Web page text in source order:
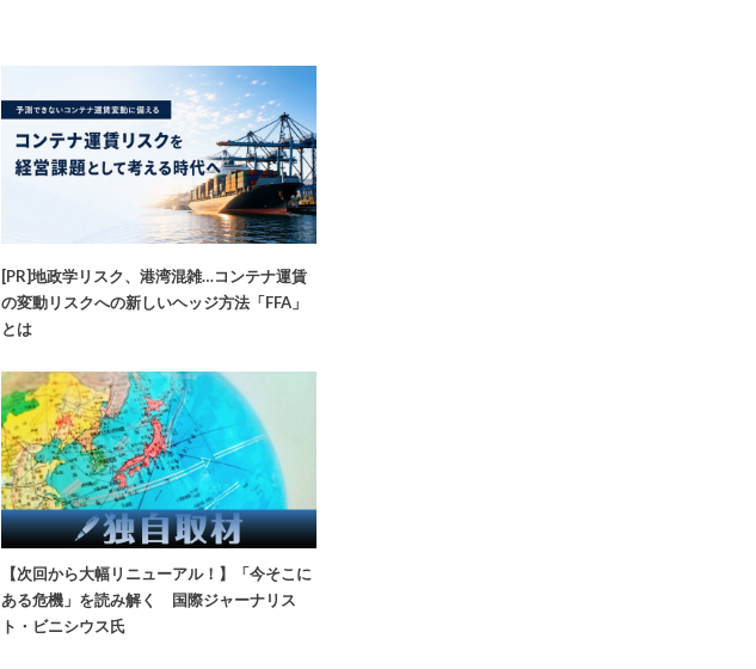
[PR]地政学リスク、港湾混雑…コンテナ運賃
の変動リスクへの新しいヘッジ方法「FFA」
とは
【次回から大幅リニューアル！】「今そこに
ある危機」を読み解く 国際ジャーナリス
ト・ビニシウス氏